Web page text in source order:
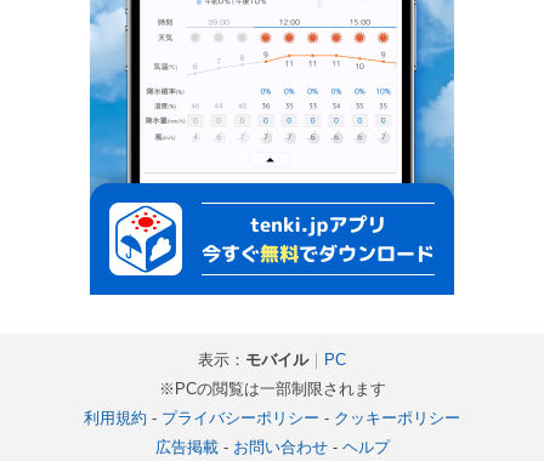
表示： モバイル｜ PC
※PCの閲覧は一部制限されます
利用規約 - プライバシーポリシー - クッキーポリシー
広告掲載- お問い合わせ- ヘルプ